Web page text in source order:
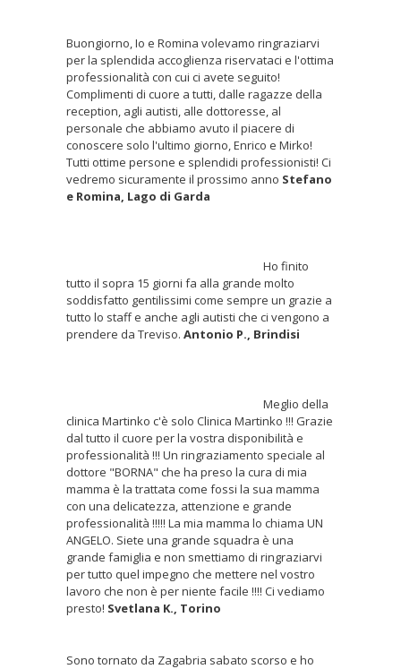
Buongiorno, Io e Romina volevamo ringraziarvi
per la splendida accoglienza riservataci e l'ottima
professionalità con cui ci avete seguito!
Complimenti di cuore a tutti, dalle ragazze della
reception, agli autisti, alle dottoresse, al
personale che abbiamo avuto il piacere di
conoscere solo l'ultimo giorno, Enrico e Mirko!
Tutti ottime persone e splendidi professionisti! Ci
vedremo sicuramente il prossimo anno Stefano
e Romina, Lago di Garda
Ho finito
tutto il sopra 15 giorni fa alla grande molto
soddisfatto gentilissimi come sempre un grazie a
tutto lo staff e anche agli autisti che ci vengono a
prendere da Treviso. Antonio P., Brindisi
Meglio della
clinica Martinko c'è solo Clinica Martinko !!! Grazie
dal tutto il cuore per la vostra disponibilità e
professionalità !!! Un ringraziamento speciale al
dottore "BORNA" che ha preso la cura di mia
mamma è la trattata come fossi la sua mamma
con una delicatezza, attenzione e grande
professionalità !!!!! La mia mamma lo chiama UN
ANGELO. Siete una grande squadra è una
grande famiglia e non smettiamo di ringraziarvi
per tutto quel impegno che mettere nel vostro
lavoro che non è per niente facile !!!! Ci vediamo
presto! Svetlana K., Torino
Sono tornato da Zagabria sabato scorso e ho